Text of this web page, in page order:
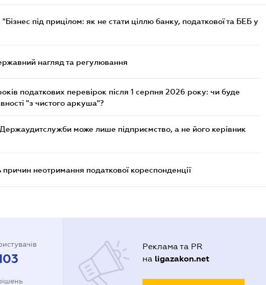
під прицілом: як не стати ціллю банку, податкової та БЕБ у
нагляд та регулювання
податкових перевірок після 1 серпня 2026 року: чи буде
"з чистого аркуша"?
Держаудитслужби може лише підприємство, а не його керівник
неотримання податкової кореспонденції
Реклама та PR
на ligazakon.net